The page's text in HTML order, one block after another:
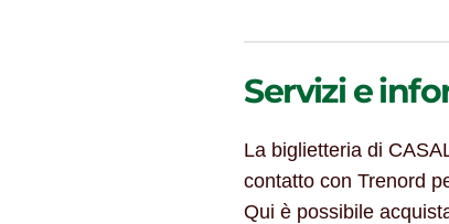
Servizi e
La biglietteria di
contatto con Trenord
Qui è possibile